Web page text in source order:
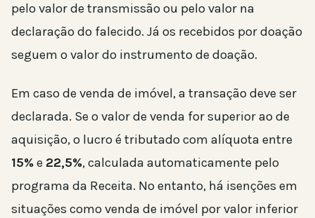
pelo valor de transmissão ou pelo valor na
declaração do falecido. Já os recebidos por doação
seguem o valor do instrumento de doação.
Em caso de venda de imóvel, a transação deve ser
declarada. Se o valor de venda for superior ao de
aquisição, o lucro é tributado com alíquota entre
15%e 22,5%, calculada automaticamente pelo
programa da Receita. No entanto, há isenções em
situações como venda de imóvel por valor inferior